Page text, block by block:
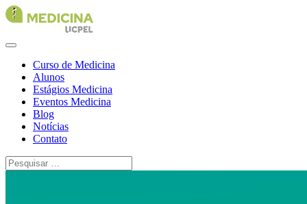
Curso de Medicina
Alunos
Estágios Medicina
Eventos Medicina
Blog
Notícias
Contato